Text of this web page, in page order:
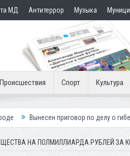
МД Антитеррор Музыка
Происшествия Спорт Культура
приговор по делу о гибели подростка в
НА ПОЛМИЛЛИАРДА РУБЛЕЙ ЗА